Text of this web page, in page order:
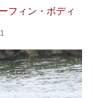
フィン・ボディ